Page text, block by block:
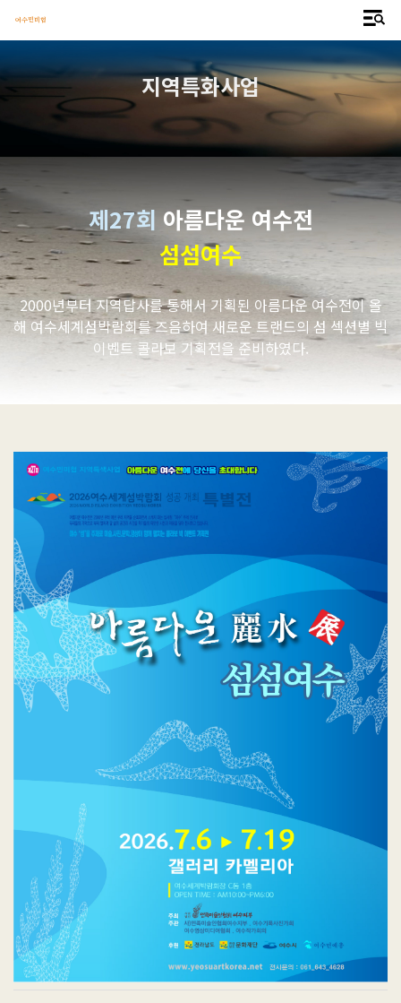
여수민미협
지역특화사업
제27회아름다운 여수전
섬섬여수
2000년부터 지역답사를 통해서 기획된 아름다운 여수전이 올
해 여수세계섬박람회를 즈음하여 새로운 트랜드의 섬 섹션별 빅
이벤트 콜라보 기획전을 준비하였다.